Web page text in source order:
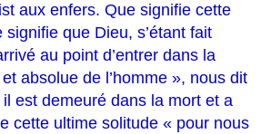
aux enfers. Que signifie cette
que Dieu, s’étant fait
au point d’entrer dans la
absolue de l’homme », nous dit
est demeuré dans la mort et a
cette ultime solitude « pour nous